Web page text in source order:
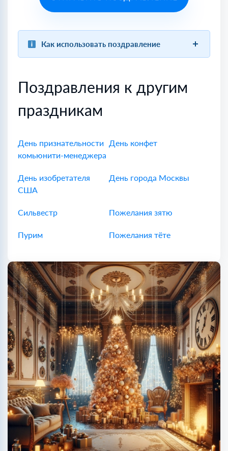
Как использовать поздравление
Поздравления к другим
праздникам
День признательности
комьюнити-менеджера
День конфет
День изобретателя
США
День города Москвы
Сильвестр Пожелания зятю
Пурим Пожелания тёте